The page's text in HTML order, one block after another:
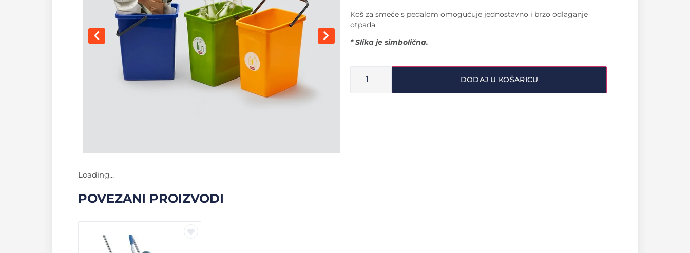
Koš za smeće s pedalom omogućuje jednostavno i brzo odlaganje
otpada.
* Slika je simbolična.
DODAJ U KOŠARICU
Loading...
POVEZANI PROIZVODI